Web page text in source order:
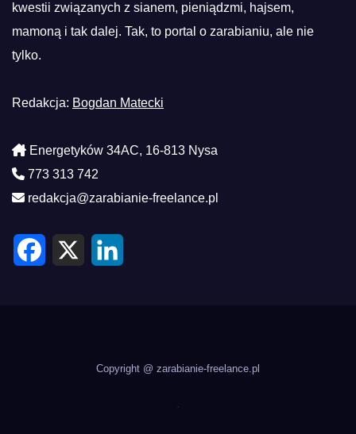
kwestii związanych z sianem, pieniądzmi, hajsem,
mamoną i tak dalej. Tak, to portal o zarabianiu, ale nie
tylko.
Redakcja: Bogdan Matecki
Energetyków 34AC, 16-813 Nysa
773 313 742
redakcja@zarabianie-freelance.pl
F
X
Copyright @ zarabianie-freelance.pl
.